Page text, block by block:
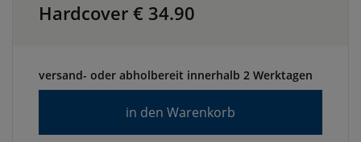
Hardcover € 34.90
versand- oder abholbereit innerhalb 2 Werktagen
in den Warenkorb